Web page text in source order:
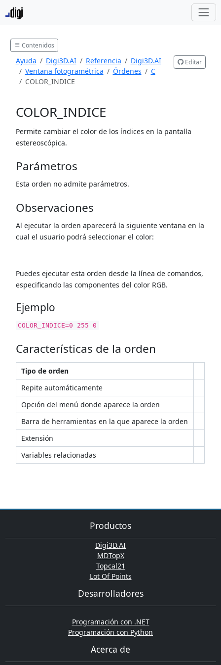
Contenidos
Ayuda Digi3D.AI Referencia
Digi3D.AI
Ventana fotogramétrica
Órdenes
C
COLOR_INDICE
Editar
COLOR_INDICE
Permite cambiar el color de los índices en la pantalla
estereoscópica.
Parámetros
Esta orden no admite parámetros.
Observaciones
Al ejecutar la orden aparecerá la siguiente ventana en la
cual el usuario podrá seleccionar el color:
Puedes ejecutar esta orden desde la línea de comandos,
especificando las componentes del color RGB.
Ejemplo
COLOR_INDICE=0 255 0
Características de la orden
Tipo de orden
Repite automáticamente
Opción del menú donde aparece la orden
Barra de herramientas en la que aparece la orden
Extensión
Variables relacionadas
Productos
Digi3D.AI
MDTopX
Topcal21
Lot Of Points
Desarrolladores
Programación con .NET
Programación con Python
Acerca de